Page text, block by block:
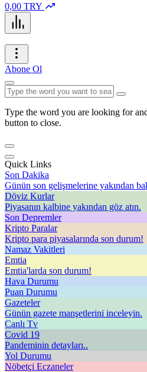
0,00 TRY
Abone Ol
Type the word you are looking for
button to close.
Quick Links
Son Dakika
Günün son gelişmelerine yakından
Döviz Kurlar
Piyasanın kalbine yakından göz atın.
Son Depremler
Kripto Paralar
Kripto para piyasalarında son durum!
Namaz Vakitleri
Emtia
Emtia'larda son durum!
Hava Durumu
Puan Durumu
Gazeteler
Günün gazete manşetlerini inceleyin.
Canlı Tv
Covid 19
Pandeminin detayları..
Yol Durumu
Nöbetçi Eczaneler